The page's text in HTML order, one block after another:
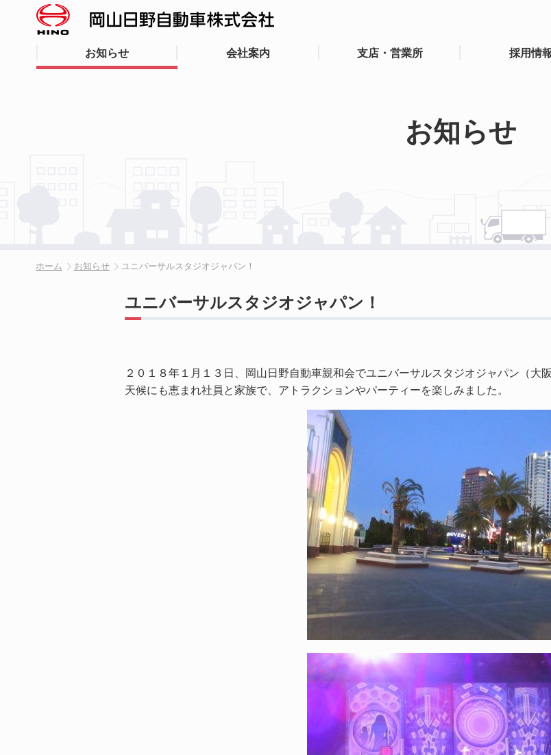
お知らせ 会社案内 支店・営業所 採用情
お知らせ
ホーム お知らせ ユニバーサルスタジオジャパン！
ユニバーサルスタジオジャパン！
２０１８年１月１３日、岡山日野自動車親和会でユニバーサルスタジオジャパン（大
天候にも恵まれ社員と家族で、アトラクションやパーティーを楽しみました。